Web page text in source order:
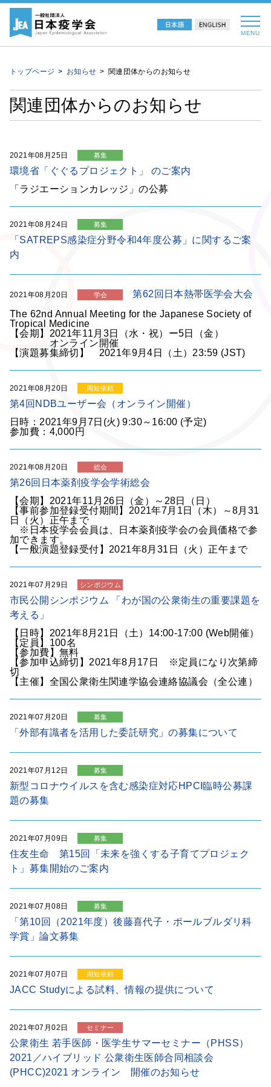
MENU
トップページ お知らせ 関連団体からのお知らせ
関連団体からのお知らせ
2021年08月25日 募集
環境省「ぐぐるプロジェクト」 のご案内
「ラジエーションカレッジ」の公募
2021年08月24日 募集
「SATREPS感染症分野令和4年度公募」に関するご案
内
2021年08月20日 学会
第62回日本熱帯医学会大会
The 62nd Annual Meeting for the Japanese Society of
Tropical Medicine
【会期】2021年11月3日（水・祝）ー5日（金）
オンライン開催
【演題募集締切】 2021年9月4日（土）23:59 (JST)
2021年08月20日 周知依頼
第4回NDBユーザー会（オンライン開催）
日時：2021年9月7日(火) 9:30～16:00 (予定)
参加費：4,000円
2021年08月20日 総会
第26回日本薬剤疫学会学術総会
【会期】2021年11月26日（金）～28日（日）
【事前参加登録受付期間】2021年7月1日（木）～8月31
日（火）正午まで
※日本疫学会会員は、日本薬剤疫学会の会員価格で参
加できます。
【一般演題登録受付】2021年8月31日（火）正午まで
2021年07月29日 シンポジウム
市民公開シンポジウム 「わが国の公衆衛生の重要課題を
考える」
【日時】2021年8月21日（土）14:00-17:00 (Web開催）
【定員】100名
【参加費】無料
【参加申込締切】2021年8月17日 ※定員になり次第締
切
【主催】全国公衆衛生関連学協会連絡協議会（全公連）
2021年07月20日 募集
「外部有識者を活用した委託研究」の募集について
2021年07月12日 募集
新型コロナウイルスを含む感染症対応HPCI臨時公募課
題の募集
2021年07月09日 募集
住友生命 第15回「未来を強くする子育てプロジェク
ト」募集開始のご案内
2021年07月08日 募集
「第10回（2021年度）後藤喜代子・ポールブルダリ科
学賞」論文募集
2021年07月07日 周知依頼
JACC Studyによる試料、情報の提供について
2021年07月02日 セミナー
公衆衛生 若手医師・医学生サマーセミナー（PHSS）
2021／ハイブリッド 公衆衛生医師合同相談会
(PHCC)2021 オンライン 開催のお知らせ